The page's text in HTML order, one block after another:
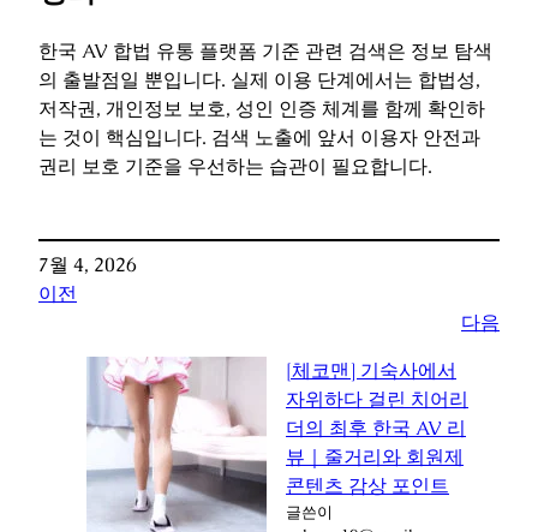
한국 AV 합법 유통 플랫폼 기준 관련 검색은 정보 탐색
의 출발점일 뿐입니다. 실제 이용 단계에서는 합법성,
저작권, 개인정보 보호, 성인 인증 체계를 함께 확인하
는 것이 핵심입니다. 검색 노출에 앞서 이용자 안전과
권리 보호 기준을 우선하는 습관이 필요합니다.
7월 4, 2026
이전
다음
[체코맨] 기숙사에서
자위하다 걸린 치어리
더의 최후 한국 AV 리
뷰｜줄거리와 회원제
콘텐츠 감상 포인트
글쓴이